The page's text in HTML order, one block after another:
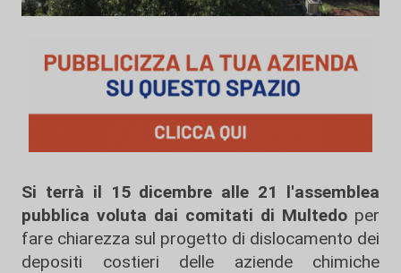
Si terrà il 15 dicembre alle 21 l'assemblea
pubblica voluta dai comitati di Multedo per
fare chiarezza sul progetto di dislocamento dei
depositi costieri delle aziende chimiche